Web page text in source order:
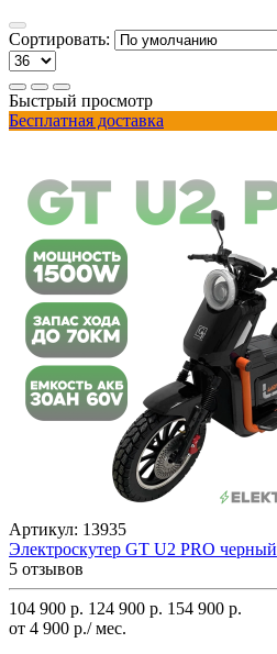
Сортировать:
Быстрый просмотр
Бесплатная доставка
Артикул: 13935
Электроскутер GT U2 PRO черный
5 отзывов
104 900 р. 124 900 р. 154 900 р.
от 4 900 р./ мес.